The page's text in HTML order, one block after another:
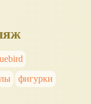
фигурки